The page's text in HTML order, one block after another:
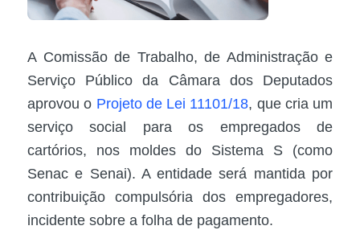
A Comissão de Trabalho, de Administração e
Serviço Público da Câmara dos Deputados
aprovou o Projeto de Lei 11101/18, que cria um
serviço social para os empregados de
cartórios, nos moldes do Sistema S (como
Senac e Senai). A entidade será mantida por
contribuição compulsória dos empregadores,
incidente sobre a folha de pagamento.